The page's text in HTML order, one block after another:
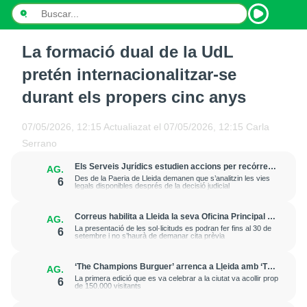
NOTÍCIES
ESPORTS
La formació dual de la UdL
pretén internacionalitzar-se
durant els propers cinc anys
07/05/2026, 12:15 Actualiazat el 07/05/2026, 12:15 Carla
Serrano
AG.
6
Els Serveis Jurídics estudien accions per recórrer
l’excarceració de l’investigat per l’onada de
robatoris i incendis a l’Horta
Des de la Paeria de Lleida demanen que s’analitzin les vies
legals disponibles després de la decisió judicial
AG.
6
Correus habilita a Lleida la seva Oficina Principal i
la sucursal de Lleida Ronda per a atendre les
esmenes de regularització de migrants
La presentació de les sol·licituds es podran fer fins al 30 de
setembre i no s’haurà de demanar cita prèvia
AG.
6
‘The Champions Burguer’ arrenca a Lleida amb ‘The
Big Game’, una ruta inspirada en l’estètica del futbol
americà
La primera edició que es va celebrar a la ciutat va acollir prop
de 150.000 visitants